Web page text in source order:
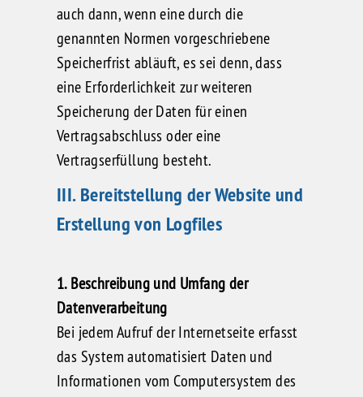
auch dann, wenn eine durch die
genannten Normen vorgeschriebene
Speicherfrist abläuft, es sei denn, dass
eine Erforderlichkeit zur weiteren
Speicherung der Daten für einen
Vertragsabschluss oder eine
Vertragserfüllung besteht.
III. Bereitstellung der Website und
Erstellung von Logfiles
1. Beschreibung und Umfang der
Datenverarbeitung
Bei jedem Aufruf der Internetseite erfasst
das System automatisiert Daten und
Informationen vom Computersystem des